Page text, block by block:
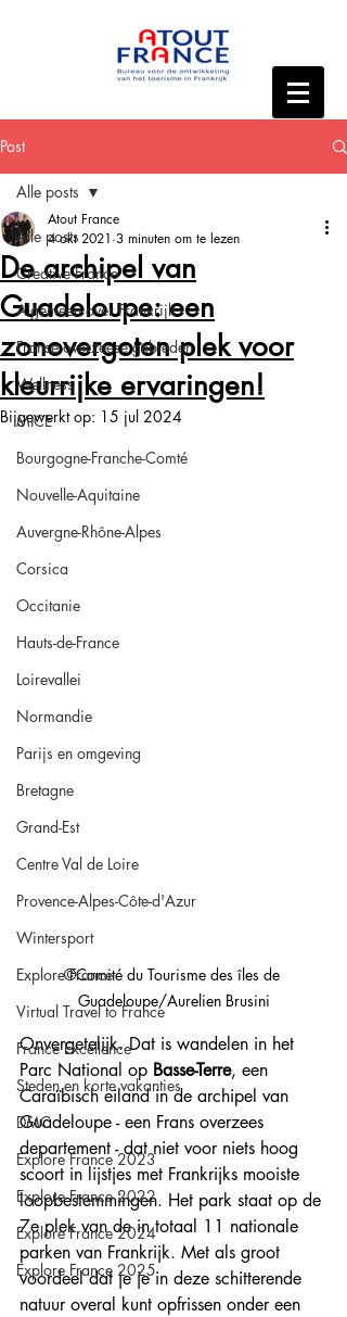
Post
Alle posts
Creative France
Algemeen over Frankrijk
Franse overzeese gebieden
Wellness
MICE
Bourgogne-Franche-Comté
Nouvelle-Aquitaine
Auvergne-Rhône-Alpes
Corsica
Occitanie
Hauts-de-France
Loirevallei
Normandie
Parijs en omgeving
Bretagne
Grand-Est
Centre Val de Loire
Provence-Alpes-Côte-d'Azur
Wintersport
Explore France
Virtual Travel to France
France Excellence
Steden en korte vakanties
DMC
Explore France 2023
Explore France 2022
Explore France 2024
Explore France 2025
Alle posts
De archipel van
Guadeloupe: een
zonovergoten plek voor
kleurrijke ervaringen!
Atout France
4 okt 2021 3 minuten om te lezen
Bijgewerkt op: 15 jul 2024
©Comité du Tourisme des îles de
Guadeloupe/Aurelien Brusini
Onvergetelijk. Dat is wandelen in het
Parc National op Basse-Terre, een
Caraïbisch eiland in de archipel van
Guadeloupe - een Frans overzees
departement - dat niet voor niets hoog
scoort in lijstjes met Frankrijks mooiste
loopbestemmingen. Het park staat op de
7e plek van de in totaal 11 nationale
parken van Frankrijk. Met als groot
voordeel dat je je in deze schitterende
natuur overal kunt opfrissen onder een